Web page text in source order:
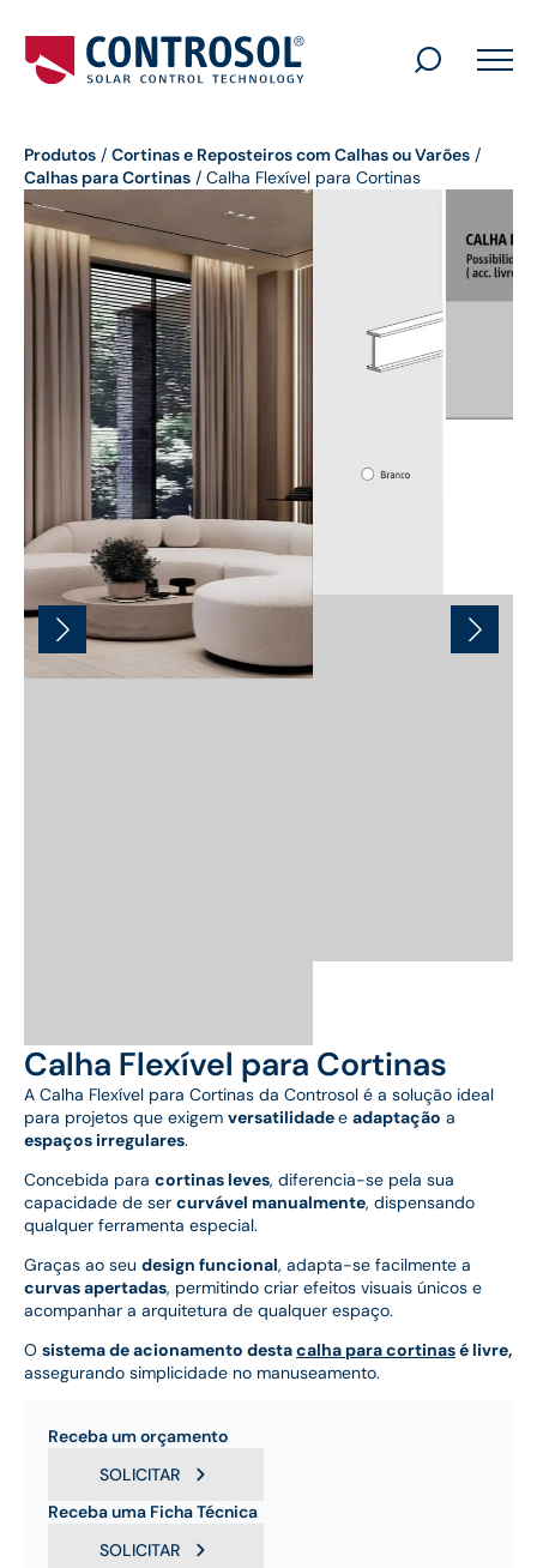
Produtos / Cortinas e Reposteiros com Calhas ou Varões /
Calhas para Cortinas / Calha Flexível para Cortinas
Calha Flexível para Cortinas
A Calha Flexível para Cortinas da Controsol é a solução ideal
para projetos que exigem versatilidadee adaptação a
espaços irregulares.
Concebida para cortinas leves, diferencia-se pela sua
capacidade de ser curvável manualmente, dispensando
qualquer ferramenta especial.
Graças ao seu design funcional, adapta-se facilmente a
curvas apertadas, permitindo criar efeitos visuais únicos e
acompanhar a arquitetura de qualquer espaço.
O sistema de acionamento destacalha para cortinasé livre,
assegurando simplicidade no manuseamento.
Receba um orçamento
SOLICITAR
Receba uma Ficha Técnica
SOLICITAR